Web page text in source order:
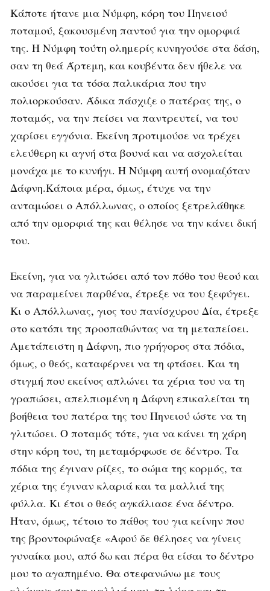
Κάποτε ήτανε μια Νύμφη, κόρη του Πηνειού
ποταμού, ξακουσμένη παντού για την ομορφιά
της. Η Νύμφη τούτη ολημερίς κυνηγούσε στα δάση,
σαν τη θεά Άρτεμη, και κουβέντα δεν ήθελε να
ακούσει για τα τόσα παλικάρια που την
πολιορκούσαν. Άδικα πάσχιζε ο πατέρας της, ο
ποταμός, να την πείσει να παντρευτεί, να του
χαρίσει εγγόνια. Εκείνη προτιμούσε να τρέχει
ελεύθερη κι αγνή στα βουνά και να ασχολείται
μονάχα με το κυνήγι. Η Νύμφη αυτή ονομαζόταν
Δάφνη.Κάποια μέρα, όμως, έτυχε να την
ανταμώσει ο Απόλλωνας, ο οποίος ξετρελάθηκε
από την ομορφιά της και θέλησε να την κάνει δική
του.
Εκείνη, για να γλιτώσει από τον πόθο του θεού και
να παραμείνει παρθένα, έτρεξε να του ξεφύγει.
Κι ο Απόλλωνας, γιος του πανίσχυρου Δία, έτρεξε
στο κατόπι της προσπαθώντας να τη μεταπείσει.
Αμετάπειστη η Δάφνη, πιο γρήγορος στα πόδια,
όμως, ο θεός, καταφέρνει να τη φτάσει. Και τη
στιγμή που εκείνος απλώνει τα χέρια του να τη
γραπώσει, απελπισμένη η Δάφνη επικαλείται τη
βοήθεια του πατέρα της του Πηνειού ώστε να τη
γλιτώσει. Ο ποταμός τότε, για να κάνει τη χάρη
στην κόρη του, τη μεταμόρφωσε σε δέντρο. Τα
πόδια της έγιναν ρίζες, το σώμα της κορμός, τα
χέρια της έγιναν κλαριά και τα μαλλιά της
φύλλα. Κι έτσι ο θεός αγκάλιασε ένα δέντρο.
Ήταν, όμως, τέτοιο το πάθος του για κείνην που
της βροντοφώναξε «Αφού δε θέλησες να γίνεις
γυναίκα μου, από δω και πέρα θα είσαι το δέντρο
μου το αγαπημένο. Θα στεφανώνω με τους